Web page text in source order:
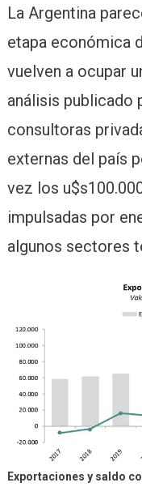
La Argentina
etapa económica
vuelven a ocupar
análisis publicado
consultoras
externas del país
vez los
impulsadas por
algunos sectores
Exportaciones y saldo